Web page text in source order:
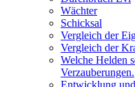
Wächter
Schicksal
Vergleich der
Vergleich der
Welche Helden
Verzauberungen.